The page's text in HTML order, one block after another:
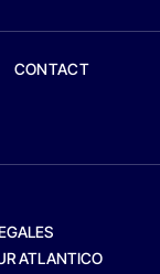
CONTACT
ATLANTICO